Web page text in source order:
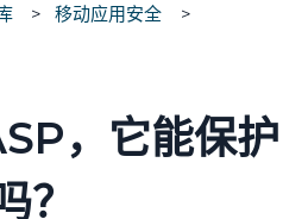
移动应用安全
，它能保护
？